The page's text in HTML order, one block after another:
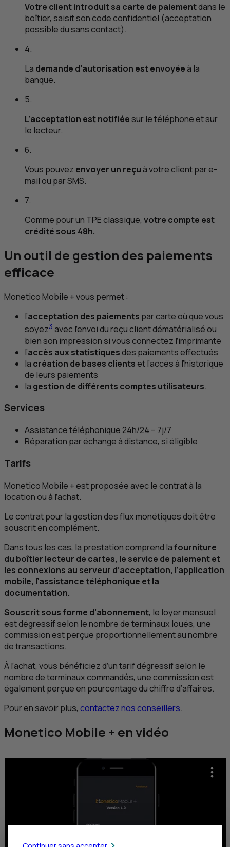
Votre client introduit sa carte de paiementdans le
boîtier, saisit son code confidentiel (acceptation
possible du sans contact).
4.
La demande d’autorisation est envoyéeà la
banque.
5.
L’acceptation est notifiéesur le téléphone et sur
le lecteur.
6.
Vous pouvez envoyer un reçuà votre client par e-
mail ou parSMS.
7.
Comme pour un TPEclassique, votre compte est
crédité sous 48h.
Un outil de gestion des paiements
efficace
Monetico Mobile + vous permet :
l’acceptation des paiements par carte où que vous
soyez3 avec l’envoi du reçu client dématérialisé ou
bien son impression si vous connectez l’imprimante
l’accès aux statistiquesdes paiements effectués
la création de bases clientset l’accès à l’historique
de leurs paiements
la gestion de différents comptes utilisateurs.
Services
Assistance téléphonique 24h/24 – 7j/7
Réparation par échange à distance, si éligible
Tarifs
Monetico Mobile + est proposée avec le contrat à la
location ou à l’achat.
Le contrat pour la gestion des flux monétiques doit être
souscrit en complément.
Dans tous les cas, la prestation comprend lafourniture
du boîtier lecteur de cartes, le service de paiement et
les connexions au serveur d’acceptation, l’application
mobile, l’assistance téléphonique et la
documentation.
Souscrit sous forme d’abonnement, le loyer mensuel
est dégressif selon le nombre de terminaux loués, une
commission est perçue proportionnellement au nombre
de transactions.
À l’achat, vous bénéficiez d’un tarif dégressif selon le
nombre de terminaux commandés, une commission est
également perçue en pourcentage du chiffre d’affaires.
Pour en savoir plus, contactez nos conseillers.
Monetico Mobile + en vidéo